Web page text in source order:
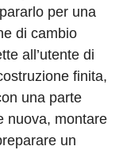
per una
di cambio
all’utente di
finita,
una parte
nuova, montare
un